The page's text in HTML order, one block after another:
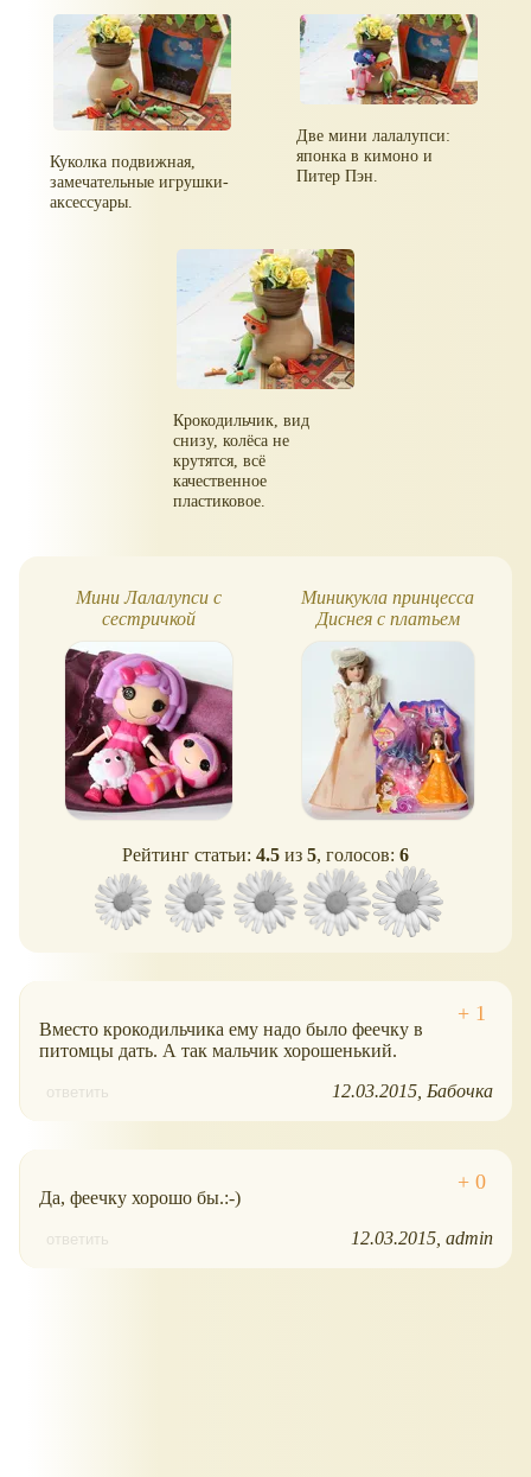
Куколка подвижная,
замечательные игрушки-
аксессуары.
Две мини лалалупси:
японка в кимоно и
Питер Пэн.
Крокодильчик, вид
снизу, колёса не
крутятся, всё
качественное
пластиковое.
Мини Лалалупси с
сестричкой
Миникукла принцесса
Диснея с платьем
MagiClip - Белль
Рейтинг статьи: 4.5 из 5, голосов: 6
Вместо крокодильчика ему надо было феечку в
питомцы дать. А так мальчик хорошенький.
ответить 12.03.2015 Бабочка
Да, феечку хорошо бы.:-)
ответить 12.03.2015 admin